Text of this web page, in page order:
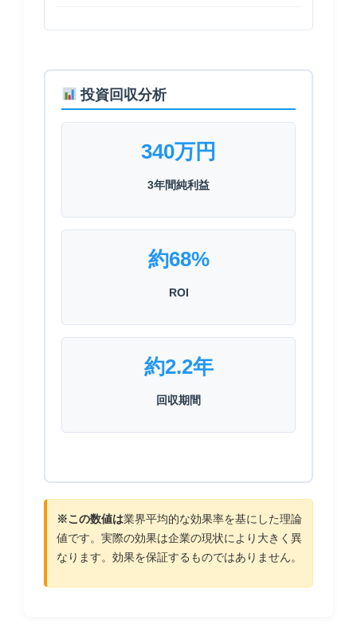
投資回収分析
340万円
3年間純利益
約68%
ROI
約2.2年
回収期間
※この数値は業界平均的な効果率を基にした理論
値です。実際の効果は企業の現状により大きく異
なります。効果を保証するものではありません。